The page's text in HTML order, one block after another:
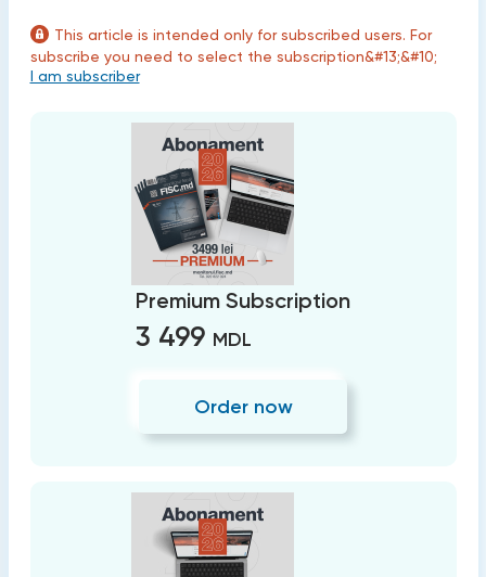
This article is intended only for subscribed users. For
subscribe you need to select the subscription&#13;&#10;
I am subscriber
Premium Subscription
3 499 MDL
Order now